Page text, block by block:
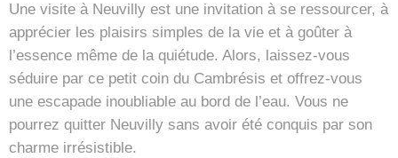
Une visite à Neuvilly est une invitation à se ressourcer, à
apprécier les plaisirs simples de la vie et à goûter à
l’essence même de la quiétude. Alors, laissez-vous
séduire par ce petit coin du Cambrésis et offrez-vous
une escapade inoubliable au bord de l’eau. Vous ne
pourrez quitter Neuvilly sans avoir été conquis par son
charme irrésistible.